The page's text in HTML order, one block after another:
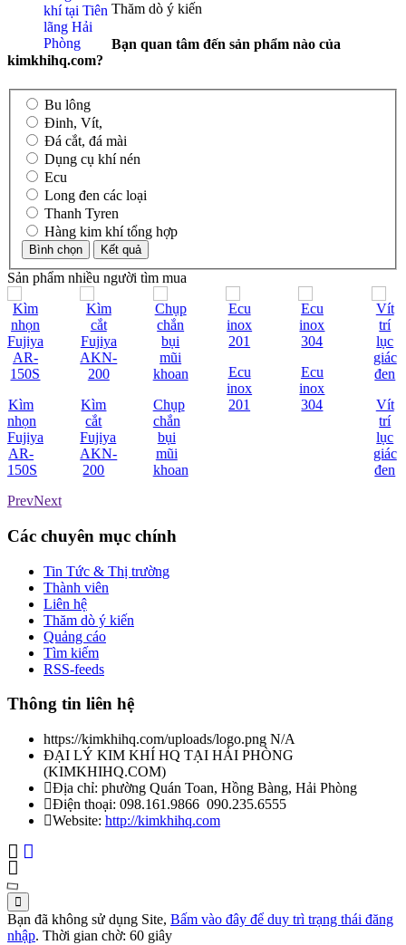
Thăm dò ý kiến
Bạn quan tâm đến sản phẩm nào của
kimkhihq.com?
Bu lông
Đinh, Vít,
Đá cắt, đá mài
Dụng cụ khí nén
Ecu
Long đen các loại
Thanh Tyren
Hàng kim khí tổng hợp
Sản phẩm nhiều người tìm mua
Kìm
nhọn
Fujiya
AR-
150S
Kìm
cắt
Fujiya
AKN-
200
Chụp
chắn
bụi
mũi
khoan
Ecu
inox
201
Ecu
inox
304
Vít
trí
lục
giác
đen
PrevNext
Các chuyên mục chính
Tin Tức & Thị trường
Thành viên
Liên hệ
Thăm dò ý kiến
Quảng cáo
Tìm kiếm
RSS-feeds
Thông tin liên hệ
https://kimkhihq.com/uploads/logo.png N/A
ĐẠI LÝ KIM KHÍ HQ TẠI HẢI PHÒNG
(KIMKHIHQ.COM)
Địa chỉ: phường Quán Toan, Hồng Bàng, Hải Phòng
Điện thoại: 098.161.9866 090.235.6555
Website: http://kimkhihq.com
Bạn đã không sử dụng Site, Bấm vào đây để duy trì trạng thái đăng
nhập. Thời gian chờ: 60 giây